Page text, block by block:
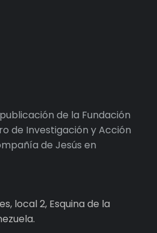
de la Fundación
de Investigación y Acción
de Jesús en
local 2, Esquina de la